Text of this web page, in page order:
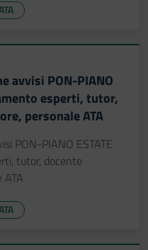
avvisi PON-PIANO
esperti, tutor,
personale ATA
PON-PIANO ESTATE
tutor, docente